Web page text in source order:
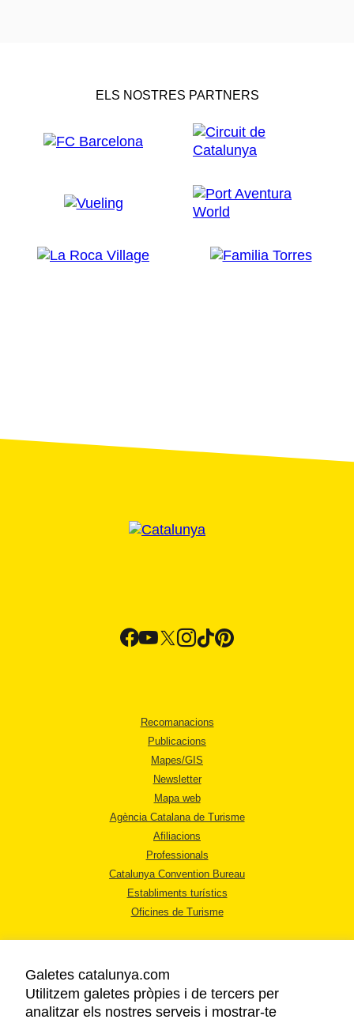
ELS NOSTRES PARTNERS
Recomanacions
Publicacions
Mapes/GIS
Newsletter
Mapa web
Agència Catalana de Turisme
Afiliacions
Professionals
Catalunya Convention Bureau
Establiments turístics
Oficines de Turisme
Galetes catalunya.com
Utilitzem galetes pròpies i de tercers per
analitzar els nostres serveis i mostrar-te